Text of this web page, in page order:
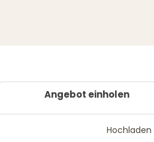
Angebot einholen
Hochladen